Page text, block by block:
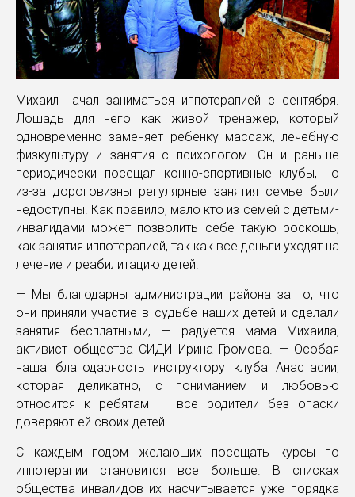
Михаил начал заниматься иппотерапией с сентября.
Лошадь для него как живой тренажер, который
одновременно заменяет ребенку массаж, лечебную
физкультуру и занятия с психологом. Он и раньше
периодически посещал конно-спортивные клубы, но
из-за дороговизны регулярные занятия семье были
недоступны. Как правило, мало кто из семей с детьми-
инвалидами может позволить себе такую роскошь,
как занятия иппотерапией, так как все деньги уходят на
лечение и реабилитацию детей.
— Мы благодарны администрации района за то, что
они приняли участие в судьбе наших детей и сделали
занятия бесплатными, — радуется мама Михаила,
активист общества СИДИ Ирина Громова. — Особая
наша благодарность инструктору клуба Анастасии,
которая деликатно, с пониманием и любовью
относится к ребятам — все родители без опаски
доверяют ей своих детей.
С каждым годом желающих посещать курсы по
иппотерапии становится все больше. В списках
общества инвалидов их насчитывается уже порядка